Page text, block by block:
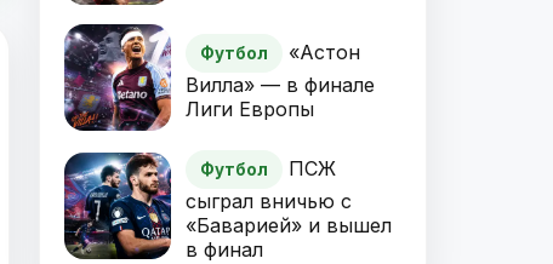
Футбол
«Астон
Вилла» — в финале
Лиги Европы
Футбол
ПСЖ
сыграл вничью с
«Баварией» и вышел
в финал